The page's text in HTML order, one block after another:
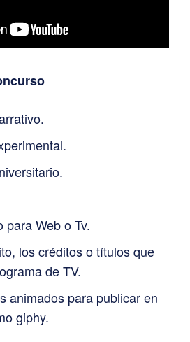
para Web o Tv.
los créditos o títulos que
de TV.
animados para publicar en
giphy.